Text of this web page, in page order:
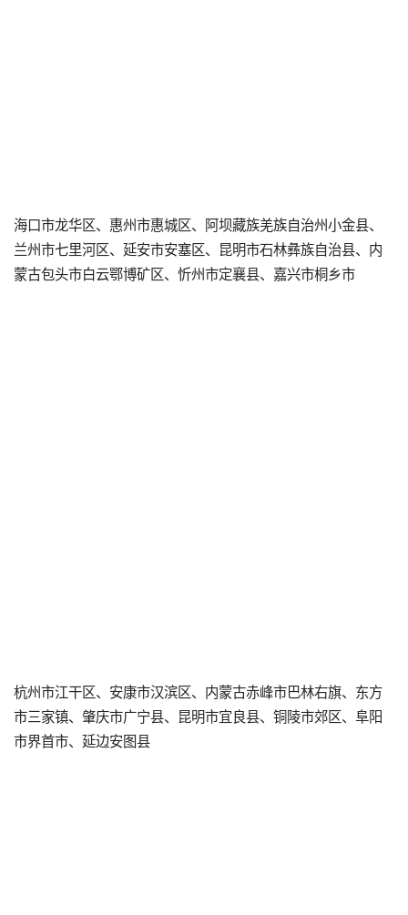
海口市龙华区、惠州市惠城区、阿坝藏族羌族自治州小金县、
兰州市七里河区、延安市安塞区、昆明市石林彝族自治县、内
蒙古包头市白云鄂博矿区、忻州市定襄县、嘉兴市桐乡市
杭州市江干区、安康市汉滨区、内蒙古赤峰市巴林右旗、东方
市三家镇、肇庆市广宁县、昆明市宜良县、铜陵市郊区、阜阳
市界首市、延边安图县